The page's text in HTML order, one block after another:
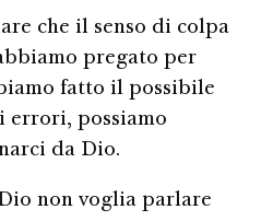
che il senso di colpa
pregato per
fatto il possibile
errori, possiamo
da Dio.
non voglia parlare